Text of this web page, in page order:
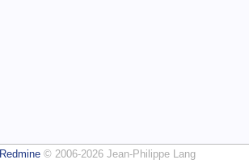
Redmine© 2006-2026 Jean-Philippe Lang